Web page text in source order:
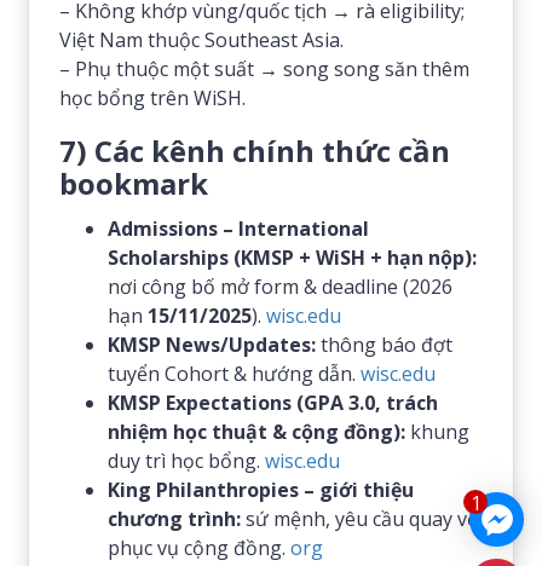
1
– Không khớp vùng/quốc tịch → rà eligibility;
Việt Nam thuộc Southeast Asia.
– Phụ thuộc một suất → song song săn thêm
học bổng trên WiSH.
7) Các kênh chính thức cần
bookmark
Admissions – International
Scholarships (KMSP + WiSH + hạn nộp):
nơi công bố mở form & deadline (2026
hạn 15/11/2025).wisc.edu
KMSP News/Updates:thông báo đợt
tuyển Cohort & hướng dẫn.wisc.edu
KMSP Expectations (GPA 3.0, trách
nhiệm học thuật & cộng đồng): khung
duy trì học bổng.wisc.edu
King Philanthropies – giới thiệu
chương trình:sứ mệnh, yêu cầu quay về
phục vụ cộng đồng.org